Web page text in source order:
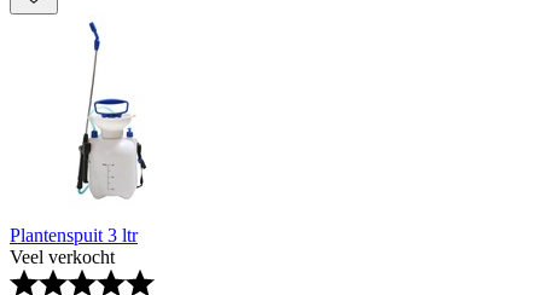
Plantenspuit 3 ltr
Veel verkocht